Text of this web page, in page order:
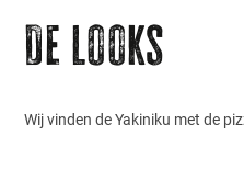
De looks
Wij vinden de Yakiniku met de